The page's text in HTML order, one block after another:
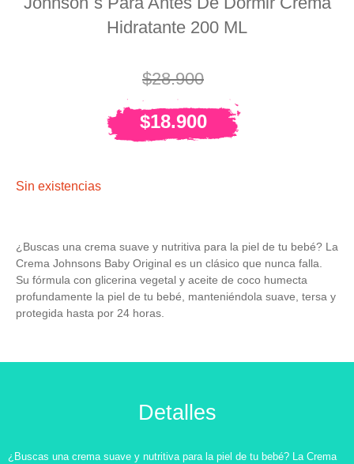
Hidratante 200 ML
$28.900
$18.900
Sin existencias
¿Buscas una crema suave y nutritiva para la piel de tu bebé? La
Crema Johnsons Baby Original es un clásico que nunca falla.
Su fórmula con glicerina vegetal y aceite de coco humecta
profundamente la piel de tu bebé, manteniéndola suave, tersa y
protegida hasta por 24 horas.
Detalles
¿Buscas una crema suave y nutritiva para la piel de tu bebé? La Crema